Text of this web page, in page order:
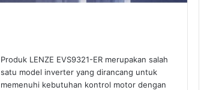
Produk LENZE EVS9321-ER merupakan salah
satu model inverter yang dirancang untuk
memenuhi kebutuhan kontrol motor dengan